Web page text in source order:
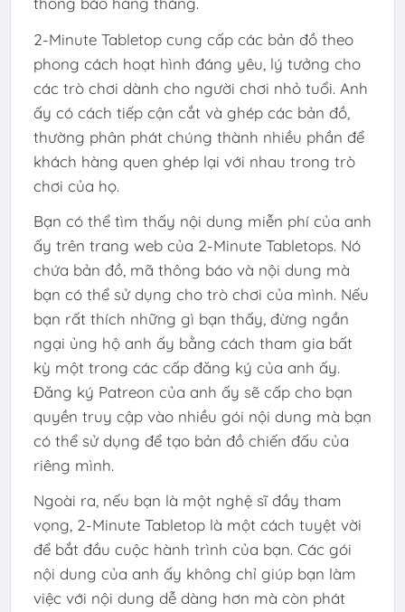
2-Minute Tabletop cung cấp các bản đồ theo
phong cách hoạt hình đáng yêu, lý tưởng cho
các trò chơi dành cho người chơi nhỏ tuổi. Anh
ấy có cách tiếp cận cắt và ghép các bản đồ,
thường phân phát chúng thành nhiều phần để
khách hàng quen ghép lại với nhau trong trò
chơi của họ.
Bạn có thể tìm thấy nội dung miễn phí của anh
ấy trên trang web của 2-Minute Tabletops. Nó
chứa bản đồ, mã thông báo và nội dung mà
bạn có thể sử dụng cho trò chơi của mình. Nếu
bạn rất thích những gì bạn thấy, đừng ngần
ngại ủng hộ anh ấy bằng cách tham gia bất
kỳ một trong các cấp đăng ký của anh ấy.
Đăng ký Patreon của anh ấy sẽ cấp cho bạn
quyền truy cập vào nhiều gói nội dung mà bạn
có thể sử dụng để tạo bản đồ chiến đấu của
riêng mình.
Ngoài ra, nếu bạn là một nghệ sĩ đầy tham
vọng, 2-Minute Tabletop là một cách tuyệt vời
để bắt đầu cuộc hành trình của bạn. Các gói
nội dung của anh ấy không chỉ giúp bạn làm
việc với nội dung dễ dàng hơn mà còn phát